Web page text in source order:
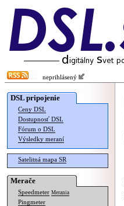
neprihlásený
DSL pripojenie
Ceny DSL
Dostupnosť DSL
Fórum o DSL
Výsledky meraní
Satelitná mapa SR
Merače
Speedmeter Merania
Pingmeter